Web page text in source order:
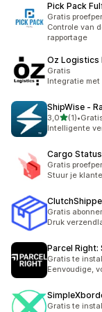
Pick Pack
Gratis
Controle van
rapportage
Oz Logistics
Gratis
Integratie met
ShipWise ‑
3,0van 5
(1)
1 recensies in
•
Intelligente
Cargo
Gratis
Stuur je
Gratis
Druk
Parcel Right:
Gratis te
Eenvoudige,
Gratis te